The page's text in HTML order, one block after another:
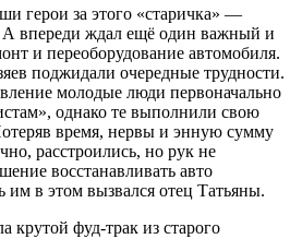
герои за этого «старичка» —
впереди ждал ещё один важный и
и переоборудование автомобиля.
поджидали очередные трудности.
молодые люди первоначально
однако те выполнили свою
время, нервы и энную сумму
расстроились, но рук не
восстанавливать авто
им в этом вызвался отец Татьяны.